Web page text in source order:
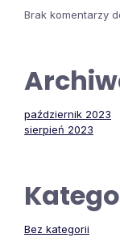
Brak komentarzy
październik 2023
sierpień 2023
Bez kategorii